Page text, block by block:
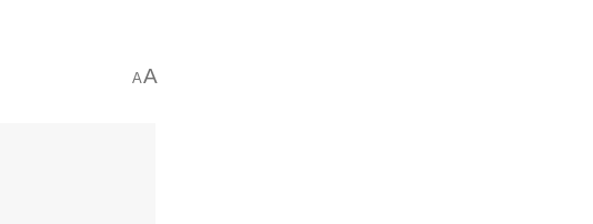
AA